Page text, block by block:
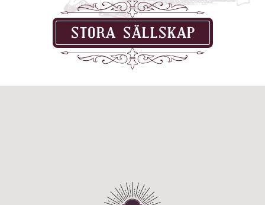
STORA SÄLLSKAP